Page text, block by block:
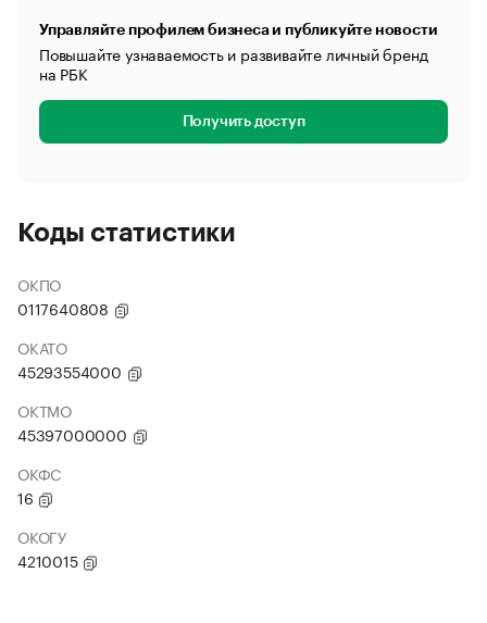
Управляйте профилем бизнеса и публикуйте новости
Повышайте узнаваемость и развивайте личный бренд
на РБК
Получить доступ
Коды статистики
ОКПО
0117640808
ОКАТО
45293554000
ОКТМО
45397000000
ОКФС
16
ОКОГУ
4210015